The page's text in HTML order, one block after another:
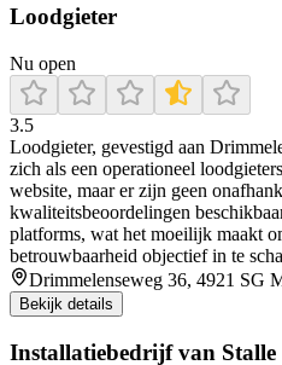
Loodgieter
Nu open
3.5
Loodgieter, gevestigd aan
zich als een operationeel
website, maar er zijn geen
kwaliteitsbeoordelingen
platforms, wat het moeilijk maakt
betrouwbaarheid objectief in te
Drimmelenseweg 36, 4921 SG
Bekijk details
Installatiebedrijf van Stalle